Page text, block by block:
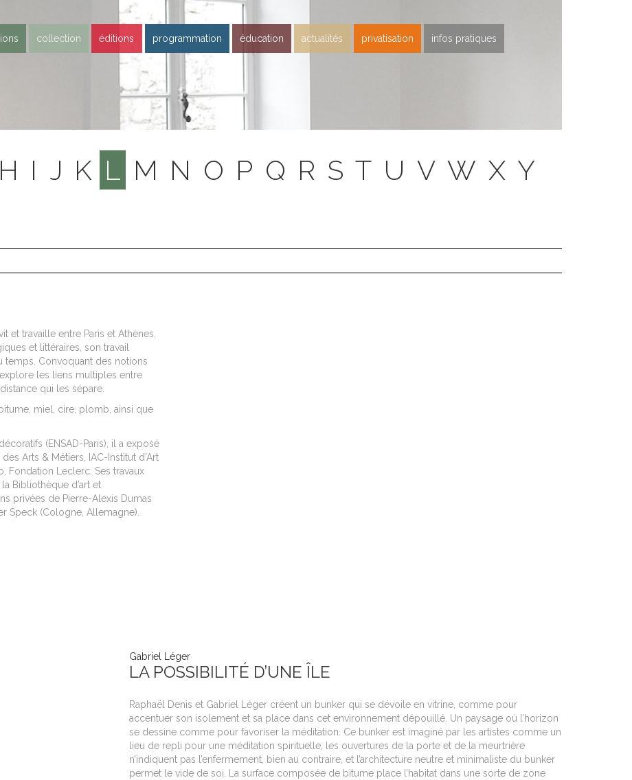
collection éditions programmation éducation actualités privatisation infos pratiques
H I J K L M N O P Q R S T U V W X Y
et travaille entre Paris et Athènes.
et littéraires, son travail
temps. Convoquant des notions
les liens multiples entre
qui les sépare.
miel, cire, plomb, ainsi que
(ENSAD-Paris), il a exposé
Arts & Métiers, IAC-Institut d’Art
Fondation Leclerc. Ses travaux
Bibliothèque d’art et
privées de Pierre-Alexis Dumas
Speck (Cologne, Allemagne).
Gabriel Léger
LA POSSIBILITÉ D’UNE ÎLE
Raphaël Denis et Gabriel Léger créent un bunker qui se dévoile en vitrine, comme pour
accentuer son isolement et sa place dans cet environnement dépouillé. Un paysage où l’horizon
se dessine comme pour favoriser la méditation. Ce bunker est imaginé par les artistes comme un
lieu de repli pour une méditation spirituelle, les ouvertures de la porte et de la meurtrière
n’indiquent pas l’enfermement, bien au contraire, et l’architecture neutre et minimaliste du bunker
permet le vide de soi. La surface composée de bitume place l’habitat dans une sorte de zone